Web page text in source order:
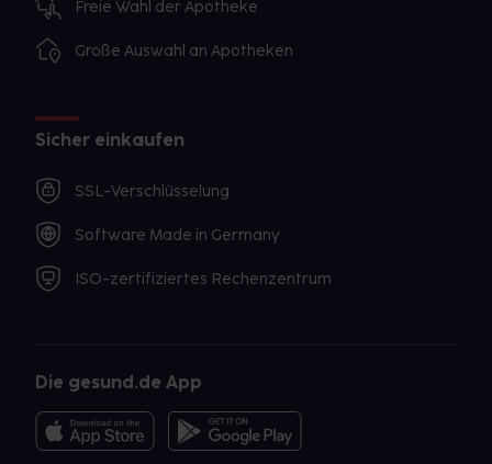
Freie Wahl der Apotheke
Große Auswahl an Apotheken
Sicher einkaufen
SSL-Verschlüsselung
Software Made in Germany
ISO-zertifiziertes Rechenzentrum
Die gesund.de App